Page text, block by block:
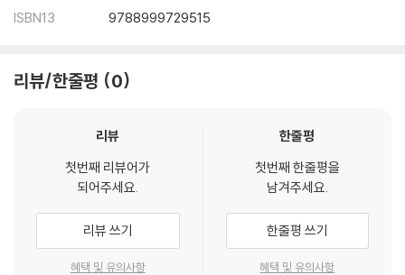
ISBN13
9788999729515
리뷰/한줄평 0
리뷰
첫번째 리뷰어가
되어주세요.
리뷰 쓰기
혜택 및 유의사항
한줄평
첫번째 한줄평을
남겨주세요.
한줄평 쓰기
혜택 및 유의사항